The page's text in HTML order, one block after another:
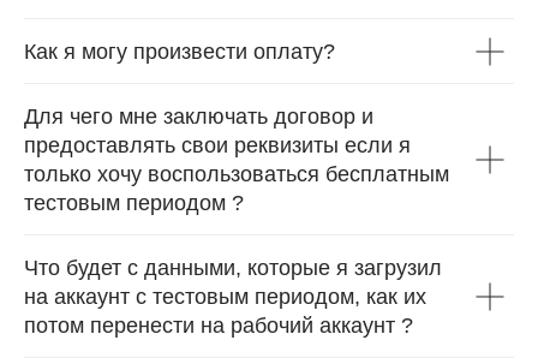
Как я могу произвести оплату?
Для чего мне заключать договор и
предоставлять свои реквизиты если я
только хочу воспользоваться бесплатным
тестовым периодом ?
Что будет с данными, которые я загрузил
на аккаунт с тестовым периодом, как их
потом перенести на рабочий аккаунт ?